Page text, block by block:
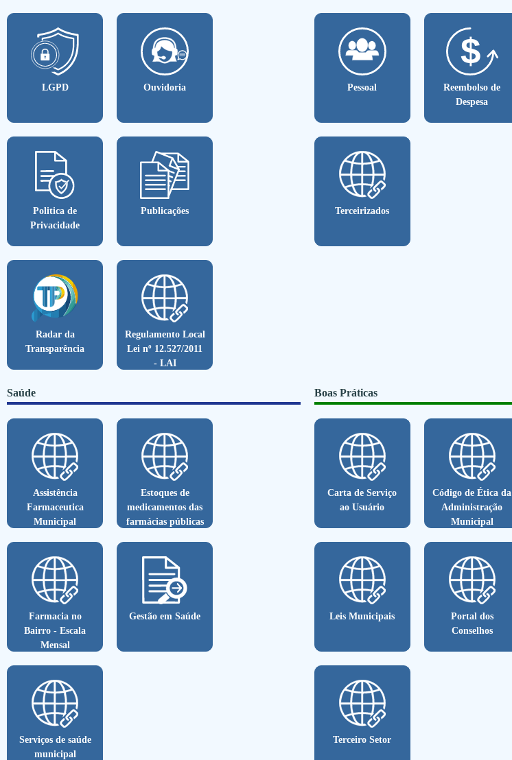
LGPD Ouvidoria
Politica de
Privacidade
Publicações
Radar da
Transparência
Regulamento Local
Lei nº 12.527/2011
- LAI
Pessoal
Reembolso de
Despesa
Terceirizados
Saúde
Assistência
Farmaceutica
Municipal
Estoques de
medicamentos das
farmácias públicas
Farmacia no
Bairro - Escala
Mensal
Gestão em Saúde
Serviços de saúde
municipal
Boas Práticas
Carta de Serviço
ao Usuário
Código de Ética da
Administração
Municipal
Leis Municipais
Portal dos
Conselhos
Terceiro Setor